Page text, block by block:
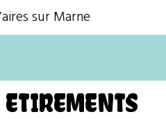
sur Marne